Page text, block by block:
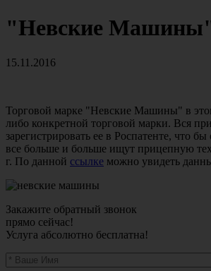
"Невские Машины"
15.11.2016
Торговой марке "Невские Машины" в
либо конкретной торговой марки. Вся
зарегистрировать ее в Роспатенте, что
все больше и больше ищут прицепную
г. По данной ссылке можно увидеть
Закажите обратный звонок
прямо сейчас!
Услуга абсолютно бесплатна!